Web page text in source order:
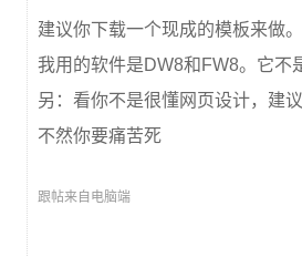
建议你下载一个现成的模板来做。
我用的软件是DW8和FW8。它不
另：看你不是很懂网页设计，建
不然你要痛苦死
跟帖来自电脑端